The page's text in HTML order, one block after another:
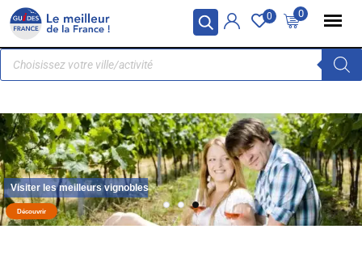
Panneau de gestion des cookies 0
0
Découvrir
Visitez la France avec un guide